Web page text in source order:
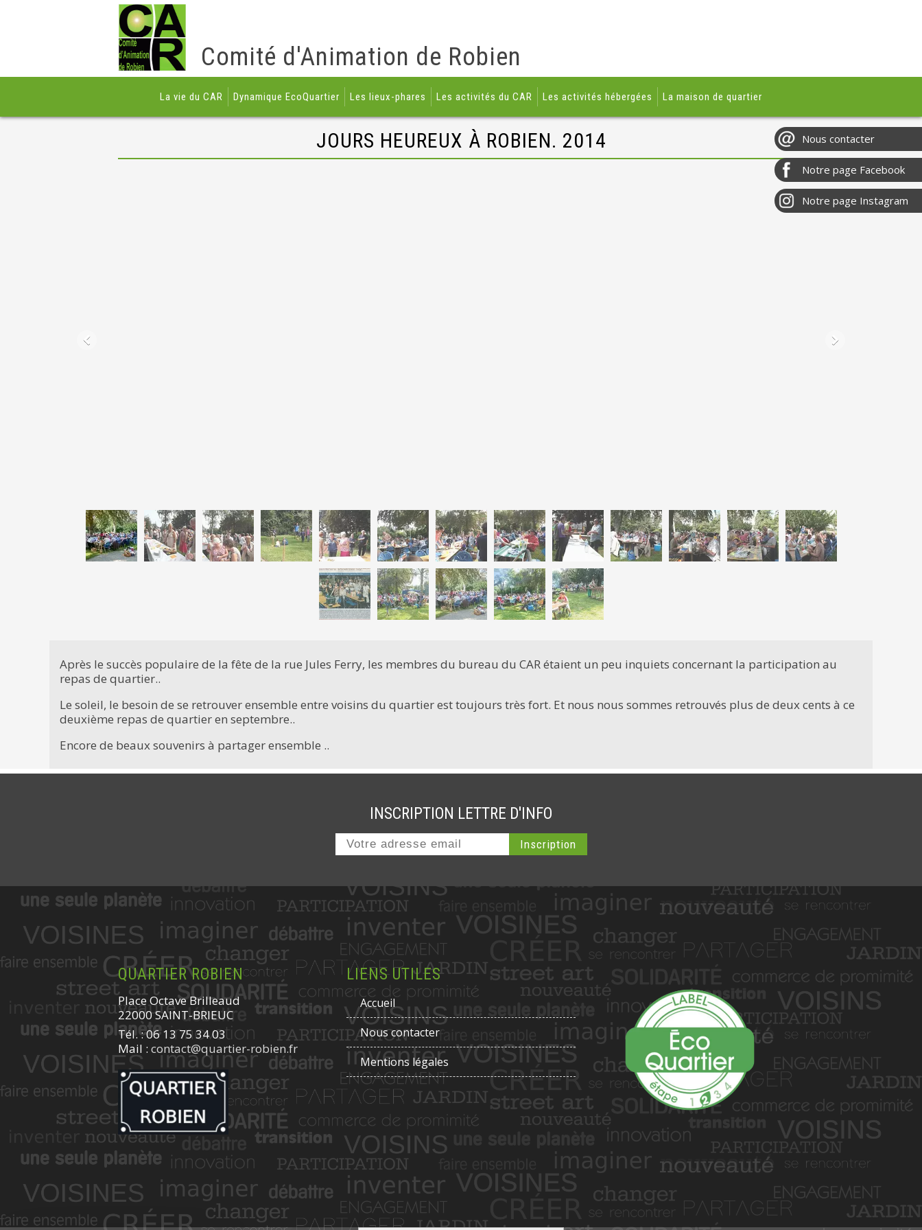
Comité d'Animation de Robien
La vie du CAR Dynamique EcoQuartier Les lieux-phares Les activités du CAR Les activités hébergées La maison de quartier
JOURS HEUREUX À ROBIEN. 2014
Après le succès populaire de la fête de la rue Jules Ferry, les membres du bureau du CAR étaient un peu inquiets concernant la participation au
repas de quartier..
Le soleil, le besoin de se retrouver ensemble entre voisins du quartier est toujours très fort. Et nous nous sommes retrouvés plus de deux cents à ce
deuxième repas de quartier en septembre..
Encore de beaux souvenirs à partager ensemble ..
INSCRIPTION LETTRE D'INFO
QUARTIER ROBIEN
Place Octave Brilleaud
22000 SAINT-BRIEUC
Tél. : 06 13 75 34 03
Mail : contact@quartier-robien.fr
LIENS UTILES
Accueil
Nous contacter
Mentions légales